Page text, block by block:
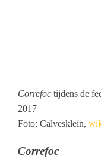
Correfoc tijdens de
2017
Foto: Calvesklein,
Correfoc